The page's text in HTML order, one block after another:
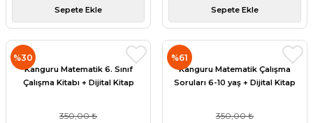
Sepete Ekle Sepete Ekle
%30
Kanguru Matematik 6. Sınıf
Çalışma Kitabı + Dijital Kitap
350,00 ₺
%61
Kanguru Matematik Çalışma
Soruları 6-10 yaş + Dijital Kitap
350,00 ₺